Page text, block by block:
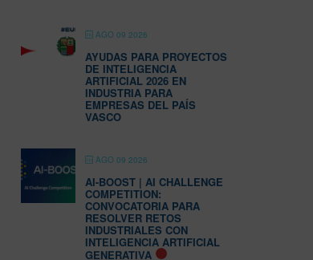
AGO 09 2026
AYUDAS PARA PROYECTOS
DE INTELIGENCIA
ARTIFICIAL 2026 EN
INDUSTRIA PARA
EMPRESAS DEL PAÍS
VASCO
AGO 09 2026
AI-BOOST | AI CHALLENGE
COMPETITION:
CONVOCATORIA PARA
RESOLVER RETOS
INDUSTRIALES CON
INTELIGENCIA ARTIFICIAL
GENERATIVA